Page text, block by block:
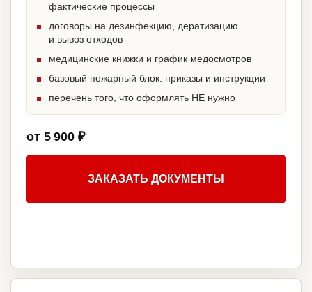
фактические процессы
договоры на дезинфекцию, дератизацию
и вывоз отходов
медицинские книжки и график медосмотров
базовый пожарный блок: приказы и инструкции
перечень того, что оформлять НЕ нужно
от 5 900 ₽
ЗАКАЗАТЬ ДОКУМЕНТЫ